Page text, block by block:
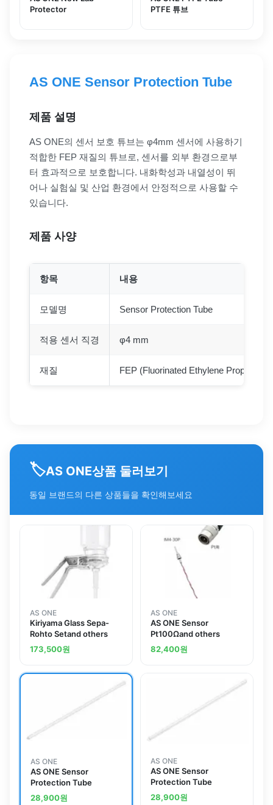
Protector
PTFE 튜브
AS ONE Sensor Protection Tube
제품 설명
AS ONE의 센서 보호 튜브는 φ4mm 센서에 사용하기
적합한 FEP 재질의 튜브로, 센서를 외부 환경으로부
터 효과적으로 보호합니다. 내화학성과 내열성이 뛰
어나 실험실 및 산업 환경에서 안정적으로 사용할 수
있습니다.
제품 사양
항목 내용
모델명 Sensor Protection Tube
적용 센서 직경 φ4 mm
재질 FEP (Fluorinated Ethylene Propylene)
🏷️AS ONE상품 둘러보기
동일 브랜드의 다른 상품들을 확인해보세요
AS ONE
Kiriyama Glass Sepa-
Rohto Setand others
173,500원
AS ONE
AS ONE Sensor
Pt100Ωand others
82,400원
AS ONE
AS ONE Sensor
Protection Tube
28,900원
AS ONE
AS ONE Sensor
Protection Tube
28,900원